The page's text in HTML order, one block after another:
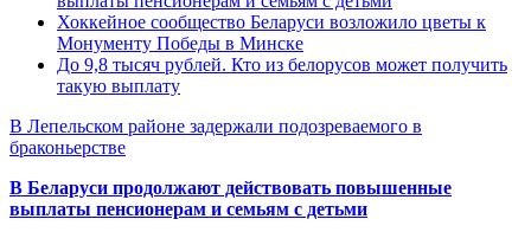
Хоккейное сообщество Беларуси возложило цветы к
Монументу Победы в Минске
До 9,8 тысяч рублей. Кто из белорусов может получить
такую выплату
В Лепельском районе задержали подозреваемого в
браконьерстве
В Беларуси продолжают действовать повышенные
выплаты пенсионерам и семьям с детьми